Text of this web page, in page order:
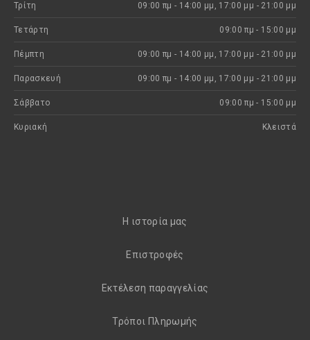
Τρίτη 09:00 πμ - 14:00 μμ, 17:00 μμ - 21:00 μμ
Τετάρτη 09:00 πμ - 15:00 μμ
Πέμπτη 09:00 πμ - 14:00 μμ, 17:00 μμ - 21:00 μμ
Παρασκευή 09:00 πμ - 14:00 μμ, 17:00 μμ - 21:00 μμ
Σάββατο 09:00 πμ - 15:00 μμ
Κυριακή Kλειστά
H ιστορία μας
Eπιστροφές
Εκτέλεση παραγγελίας
Τρόποι Πληρωμής